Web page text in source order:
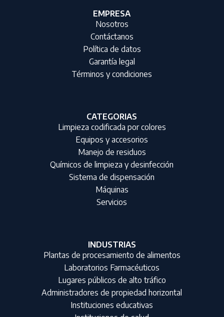
EMPRESA
Nosotros
Contáctanos
Política de datos
Garantía legal
Términos y condiciones
CATEGORIAS
Limpieza codificada por colores
Equipos y accesorios
Manejo de residuos
Químicos de limpieza y desinfección
Sistema de dispensación
Máquinas
Servicios
INDUSTRIAS
Plantas de procesamiento de alimentos
Laboratorios Farmacéuticos
Lugares públicos de alto tráfico
Administradores de propiedad horizontal
Instituciones educativas